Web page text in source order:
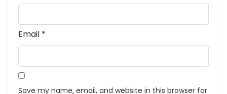
Email *
Save my name, email, and website in this browser for